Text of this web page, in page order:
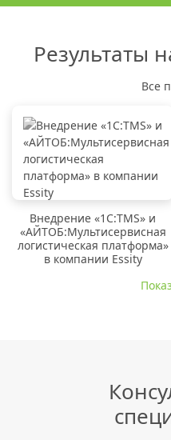
Результаты
Все
Внедрение «1C:TMS» и
«АЙТОБ:Мультисервисная
логистическая платформа»
в компании Essity